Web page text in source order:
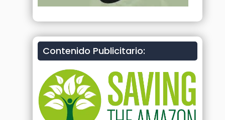
Contenido Publicitario: